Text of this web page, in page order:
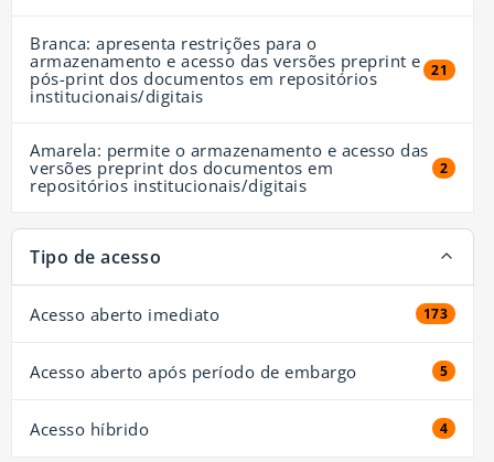
Branca: apresenta restrições para o
armazenamento e acesso das versões preprint e
pós-print dos documentos em repositórios
institucionais/digitais
21
21
Amarela: permite o armazenamento e acesso das
versões preprint dos documentos em
repositórios institucionais/digitais
2
2
Tipo de acesso
Acesso aberto imediato 173
173
Acesso aberto após período de embargo 5
5
Acesso híbrido 4
4